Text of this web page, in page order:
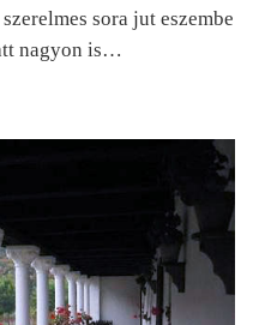
sora jut eszembe
nagyon is…